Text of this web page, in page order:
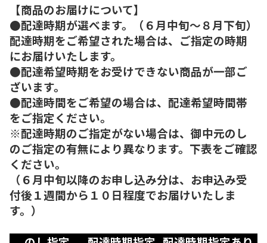
【商品のお届けについて】
●配達時期が選べます。（６月中旬～８月下旬）
配達時期をご希望された場合は、ご指定の時期
にお届けいたします。
●配達希望時期をお受けできない商品が一部ご
ざいます。
●配達時間をご希望の場合は、配達希望時間帯
をご指定ください。
※配達時期のご指定がない場合は、御中元のし
のご指定の有無により異なります。下表をご確認
ください。
（６月中旬以降のお申し込み分は、お申込み受
付後１週間から１０日程度でお届けいたしま
す。）